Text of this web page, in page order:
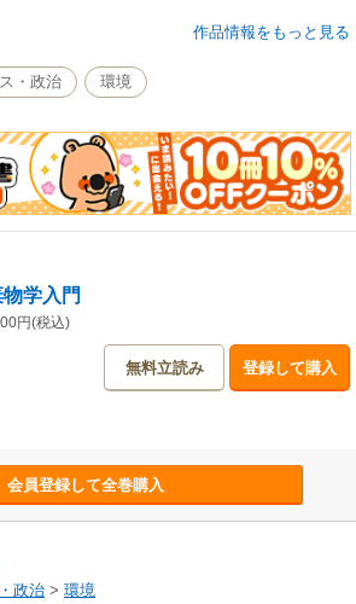
温暖化リスクまで、すべてが関わってくる廃棄
第一人者がやさしく解説。ロングセラー『廃
循環型社会・リサイクル関連各法にも対応。各
た。
作品情報をもっと見る
・政治 環境
学入門
円(税込)
無料立読み 登録して購入
会員登録して全巻購入
政治 > 環境